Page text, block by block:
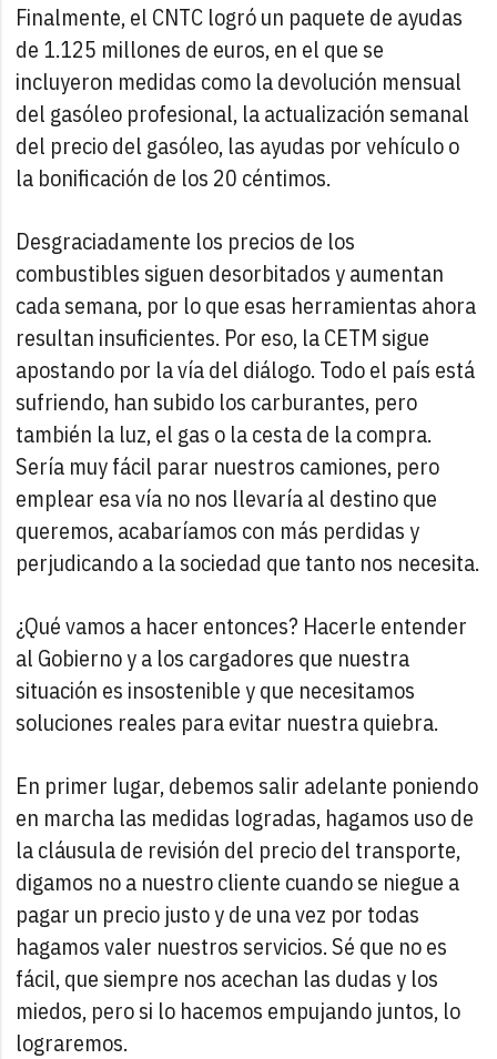
Finalmente, el CNTC logró un paquete de ayudas
de 1.125 millones de euros, en el que se
incluyeron medidas como la devolución mensual
del gasóleo profesional, la actualización semanal
del precio del gasóleo, las ayudas por vehículo o
la bonificación de los 20 céntimos.
Desgraciadamente los precios de los
combustibles siguen desorbitados y aumentan
cada semana, por lo que esas herramientas ahora
resultan insuficientes. Por eso, la CETM sigue
apostando por la vía del diálogo. Todo el país está
sufriendo, han subido los carburantes, pero
también la luz, el gas o la cesta de la compra.
Sería muy fácil parar nuestros camiones, pero
emplear esa vía no nos llevaría al destino que
queremos, acabaríamos con más perdidas y
perjudicando a la sociedad que tanto nos necesita.
¿Qué vamos a hacer entonces? Hacerle entender
al Gobierno y a los cargadores que nuestra
situación es insostenible y que necesitamos
soluciones reales para evitar nuestra quiebra.
En primer lugar, debemos salir adelante poniendo
en marcha las medidas logradas, hagamos uso de
la cláusula de revisión del precio del transporte,
digamos no a nuestro cliente cuando se niegue a
pagar un precio justo y de una vez por todas
hagamos valer nuestros servicios. Sé que no es
fácil, que siempre nos acechan las dudas y los
miedos, pero si lo hacemos empujando juntos, lo
lograremos.